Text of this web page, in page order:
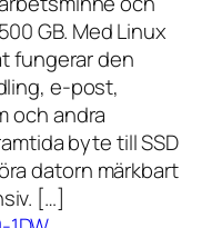
GB. Med Linux
fungerar den
e-post,
och andra
byte till SSD
datorn märkbart
[…]